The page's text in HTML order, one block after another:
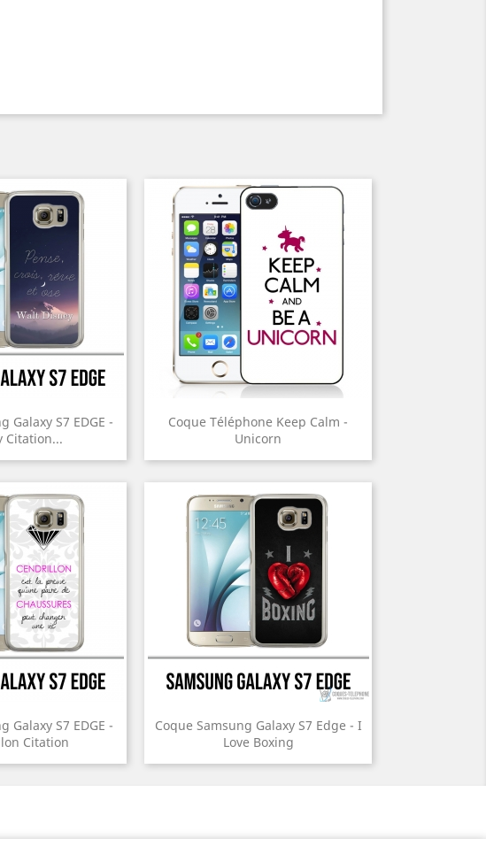
Galaxy S7 EDGE -
Citation...
Coque Téléphone Keep Calm -
Unicorn
Galaxy S7 EDGE -
Citation
Coque Samsung Galaxy S7 Edge - I
Love Boxing